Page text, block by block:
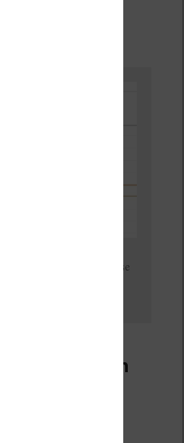
dictionnaires sur votre liseuse
un
vers votre